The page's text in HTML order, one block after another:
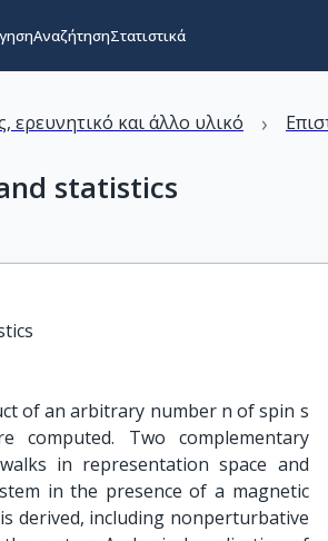
ΑναζήτησηΣτατιστικά
ερευνητικό και άλλο υλικό ›
statistics
of an arbitrary number n of spin s
computed. Two complementary
in representation space and
in the presence of a magnetic
derived, including nonperturbative